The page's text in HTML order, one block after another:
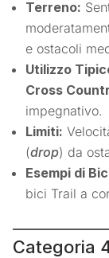
Terreno:
e ostacoli
Utilizzo
Cross
impegnativo.
Limiti:
(drop) da
Esempi di
bici Trail a
Categoria